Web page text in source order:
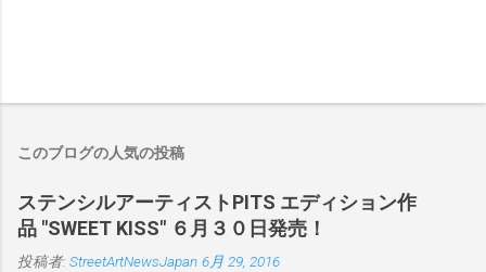
このブログの人気の投稿
ステンシルアーティストPITS エディション作
品 "SWEET KISS" ６月３０日発売！
投稿者: StreetArtNewsJapan 6月 29, 2016